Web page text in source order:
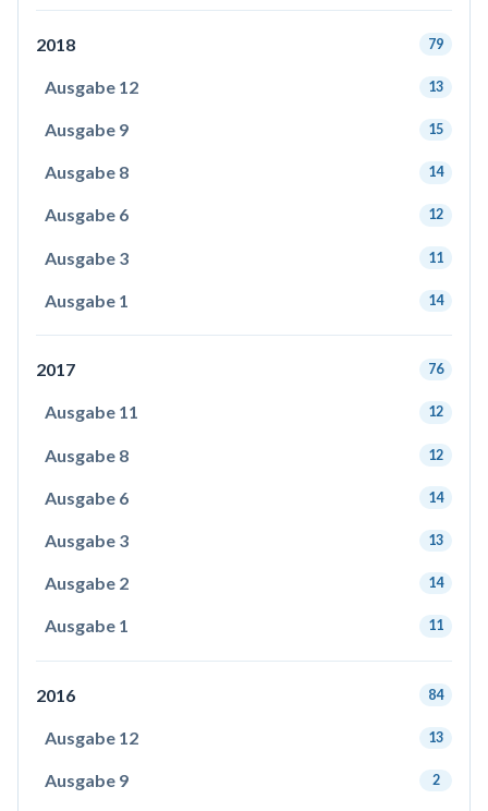
2018 79
Ausgabe 12 13
Ausgabe 9 15
Ausgabe 8 14
Ausgabe 6 12
Ausgabe 3 11
Ausgabe 1 14
2017 76
Ausgabe 11 12
Ausgabe 8 12
Ausgabe 6 14
Ausgabe 3 13
Ausgabe 2 14
Ausgabe 1 11
2016 84
Ausgabe 12 13
Ausgabe 9 2